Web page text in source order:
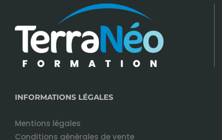
INFORMATIONS LÉGALES
Mentions légales
Conditions générales de vente